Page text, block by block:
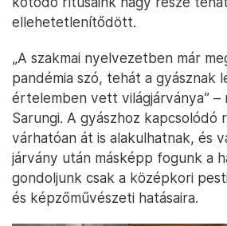
ellehetetlenítődött.
„A szakmai nyelvezetben már
pandémia szó, tehát a gyásznak
értelemben vett világjárványa” –
Sarungi. A gyászhoz kapcsolódó
várhatóan át is alakulhatnak, és
járvány után másképp fogunk a
gondoljunk csak a középkori
és képzőművészeti hatásaira.